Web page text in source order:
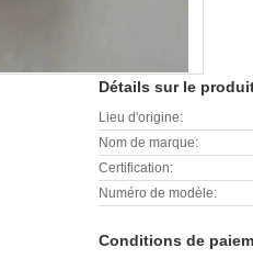
Détails sur le
Lieu d'origine:
Nom de marque:
Certification:
Numéro de modèle:
Conditions de